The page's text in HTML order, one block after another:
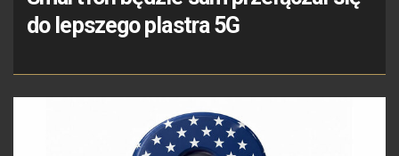
do lepszego plastra 5G